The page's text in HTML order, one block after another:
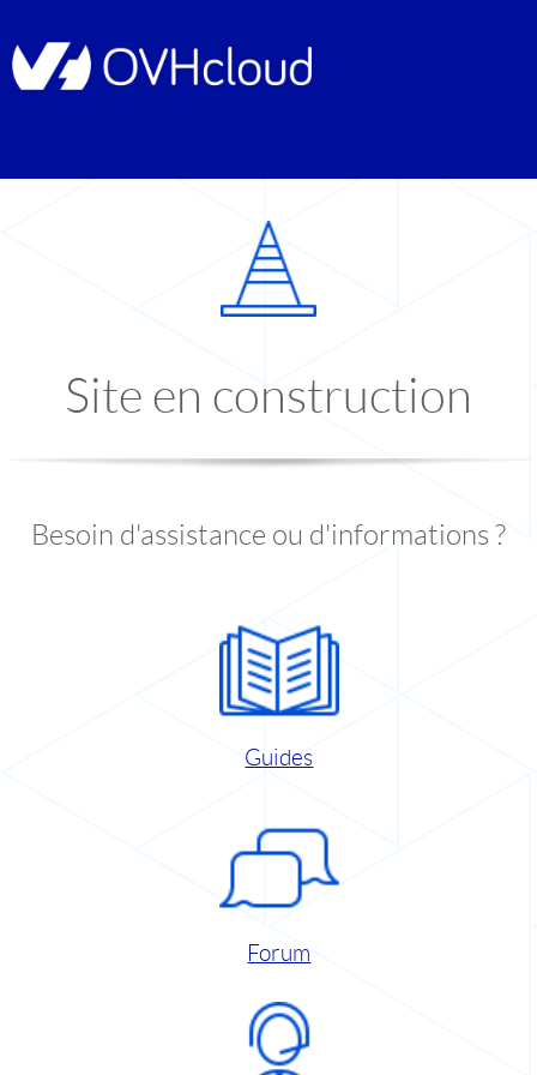
Site en construction
Besoin d'assistance ou d'informations ?
Guides
Forum